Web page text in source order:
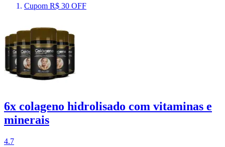
Cupom R$ 30 OFF
6x colageno hidrolisado com vitaminas e
minerais
4.7